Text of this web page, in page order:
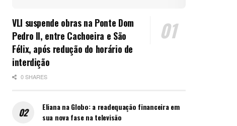
VLI suspende obras na Ponte Dom
Pedro II, entre Cachoeira e São
Félix, após redução do horário de
interdição
0 SHARES
Eliana na Globo: a readequação financeira em
sua nova fase na televisão